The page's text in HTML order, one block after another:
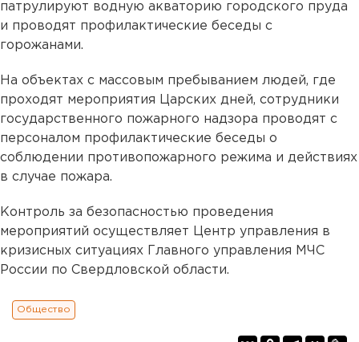
патрулируют водную акваторию городского пруда
и проводят профилактические беседы с
горожанами.
На объектах с массовым пребыванием людей, где
проходят мероприятия Царских дней, сотрудники
государственного пожарного надзора проводят с
персоналом профилактические беседы о
соблюдении противопожарного режима и действиях
в случае пожара.
Контроль за безопасностью проведения
мероприятий осуществляет Центр управления в
кризисных ситуациях Главного управления МЧС
России по Свердловской области.
Общество